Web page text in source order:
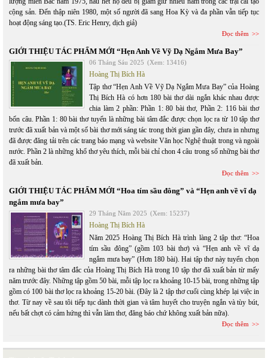
cộng sản. Đến thập niên 1980, một số người đã sang Hoa Kỳ và đa phần vẫn tiếp tục
hoạt động sáng tạo.(TS. Eric Henry, dịch giả)
Đọc thêm
GIỚI THIỆU TÁC PHẨM MỚI “Hẹn Anh Về Vỹ Dạ Ngắm Mưa Bay”
06 Tháng Sáu 2025 (Xem: 13416)
Hoàng Thị Bích Hà
Tập thơ “Hẹn Anh Về Vỹ Dạ Ngắm Mưa Bay” của Hoàng
Thị Bích Hà có hơn 180 bài thơ dài ngắn khác nhau được
chia làm 2 phần: Phần 1: 80 bài thơ, Phần 2: 116 bài thơ
bốn câu. Phần 1: 80 bài thơ tuyển là những bài tâm đắc được chọn lọc ra từ 10 tập thơ
trước đã xuất bản và một số bài thơ mới sáng tác trong thời gian gần đây, chưa in nhưng
đã được đăng tải trên các trang báo mạng và website Văn học Nghệ thuật trong và ngoài
nước. Phần 2 là những khổ thơ yêu thích, mỗi bài chỉ chon 4 câu trong số những bài thơ
đã xuất bản.
Đọc thêm
GIỚI THIỆU TÁC PHẨM MỚI “Hoa tím sầu đông” và “Hẹn anh về vĩ dạ
ngắm mưa bay”
29 Tháng Năm 2025 (Xem: 15237)
Hoàng Thị Bích Hà
Năm 2025 Hoàng Thị Bích Hà trình làng 2 tập thơ: “Hoa
tím sầu đông” (gồm 103 bài thơ) và “Hẹn anh về vĩ dạ
ngắm mưa bay” (Hơn 180 bài). Hai tập thơ này tuyển chọn
ra những bài thơ tâm đắc của Hoàng Thị Bích Hà trong 10 tập thơ đã xuất bản từ mấy
năm trước đây. Những tập gồm 50 bài, mỗi tập lọc ra khoảng 10-15 bài, trong những tập
gồm có 100 bài thơ lọc ra khoảng 15-20 bài. (Đây là 2 tập thơ cuối cùng khép lại việc in
thơ. Từ nay về sau tôi tiếp tục dành thời gian và tâm huyết cho truyện ngắn và tùy bút,
nếu bất chợt có cảm hứng thì vẫn làm thơ, đăng báo chứ không xuất bản nữa).
Đọc thêm